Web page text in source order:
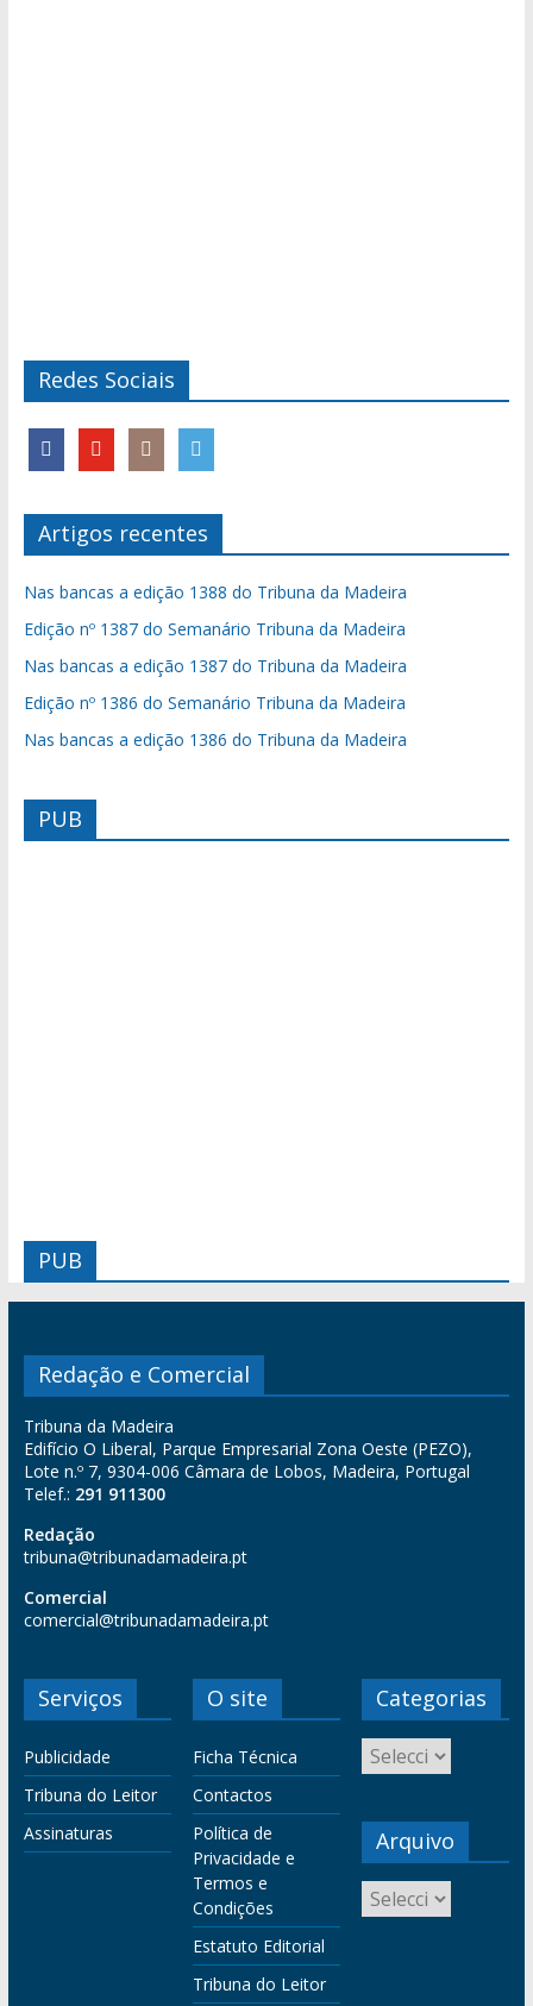
Redes Sociais
Artigos recentes
Nas bancas a edição 1388 do Tribuna da Madeira
Edição nº 1387 do Semanário Tribuna da Madeira
Nas bancas a edição 1387 do Tribuna da Madeira
Edição nº 1386 do Semanário Tribuna da Madeira
Nas bancas a edição 1386 do Tribuna da Madeira
PUB
PUB
Redação e Comercial
Tribuna da Madeira
Edifício O Liberal, Parque Empresarial Zona Oeste (PEZO),
Lote n.º 7, 9304-006 Câmara de Lobos, Madeira, Portugal
Telef.: 291 911300
Redação
tribuna@tribunadamadeira.pt
Comercial
comercial@tribunadamadeira.pt
Serviços
Publicidade
Tribuna do Leitor
Assinaturas
O site
Ficha Técnica
Contactos
Política de
Privacidade e
Termos e
Condições
Estatuto Editorial
Tribuna do Leitor
Categorias
Arquivo